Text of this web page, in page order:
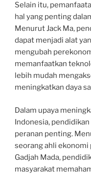
Selain itu,
hal yang penting
Menurut Jack Ma,
dapat menjadi alat
mengubah
memanfaatkan
lebih mudah
meningkatkan daya
Dalam upaya
Indonesia,
peranan penting.
seorang ahli
Gadjah Mada,
masyarakat